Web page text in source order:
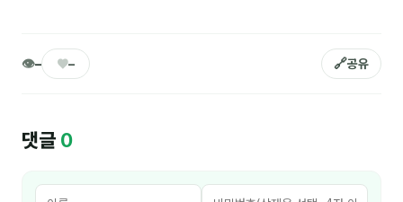
조은아
최지혜
👁– ♥– 🔗공유
댓글 0